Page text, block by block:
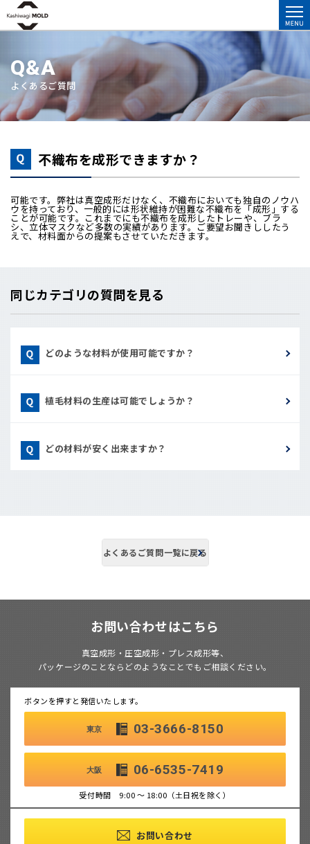
Q&A
よくあるご質問
不織布を成形できますか？
可能です。弊社は真空成形だけなく、不織布においても独自のノウハ
ウを持っており、一般的には形状維持が困難な不織布を「成形」する
ことが可能です。これまでにも不織布を成形したトレーや、ブラ
シ、立体マスクなど多数の実績があります。ご要望お聞きししたう
えで、材料面からの提案もさせていただきます。
同じカテゴリの質問を見る
どのような材料が使用可能ですか？
植毛材料の生産は可能でしょうか？
どの材料が安く出来ますか？
よくあるご質問一覧に戻る
お問い合わせはこちら
真空成形・圧空成形・プレス成形等、
パッケージのことならどのようなことでもご相談ください。
ボタンを押すと発信いたします。
東京 03-3666-8150
大阪 06-6535-7419
受付時間 9:00 ～ 18:00（土日祝を除く）
お問い合わせ